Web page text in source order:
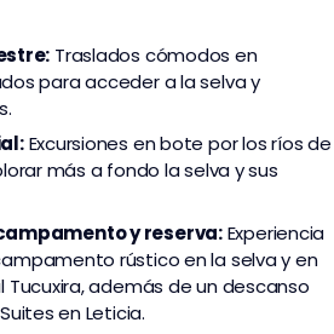
Traslados cómodos en
para acceder a la selva y
Excursiones en bote por los ríos de
más a fondo la selva y sus
y reserva:Experiencia
rústico en la selva y en
Tucuxira, además de un descanso
en Leticia.